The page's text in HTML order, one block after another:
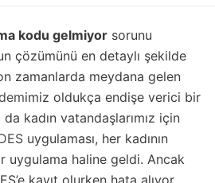
kodu gelmiyor sorunu
çözümünü en detaylı şekilde
zamanlarda meydana gelen
imiz oldukça endişe verici bir
kadın vatandaşlarımız için
uygulaması, her kadının
uygulama haline geldi. Ancak
kayıt olurken hata alıyor.